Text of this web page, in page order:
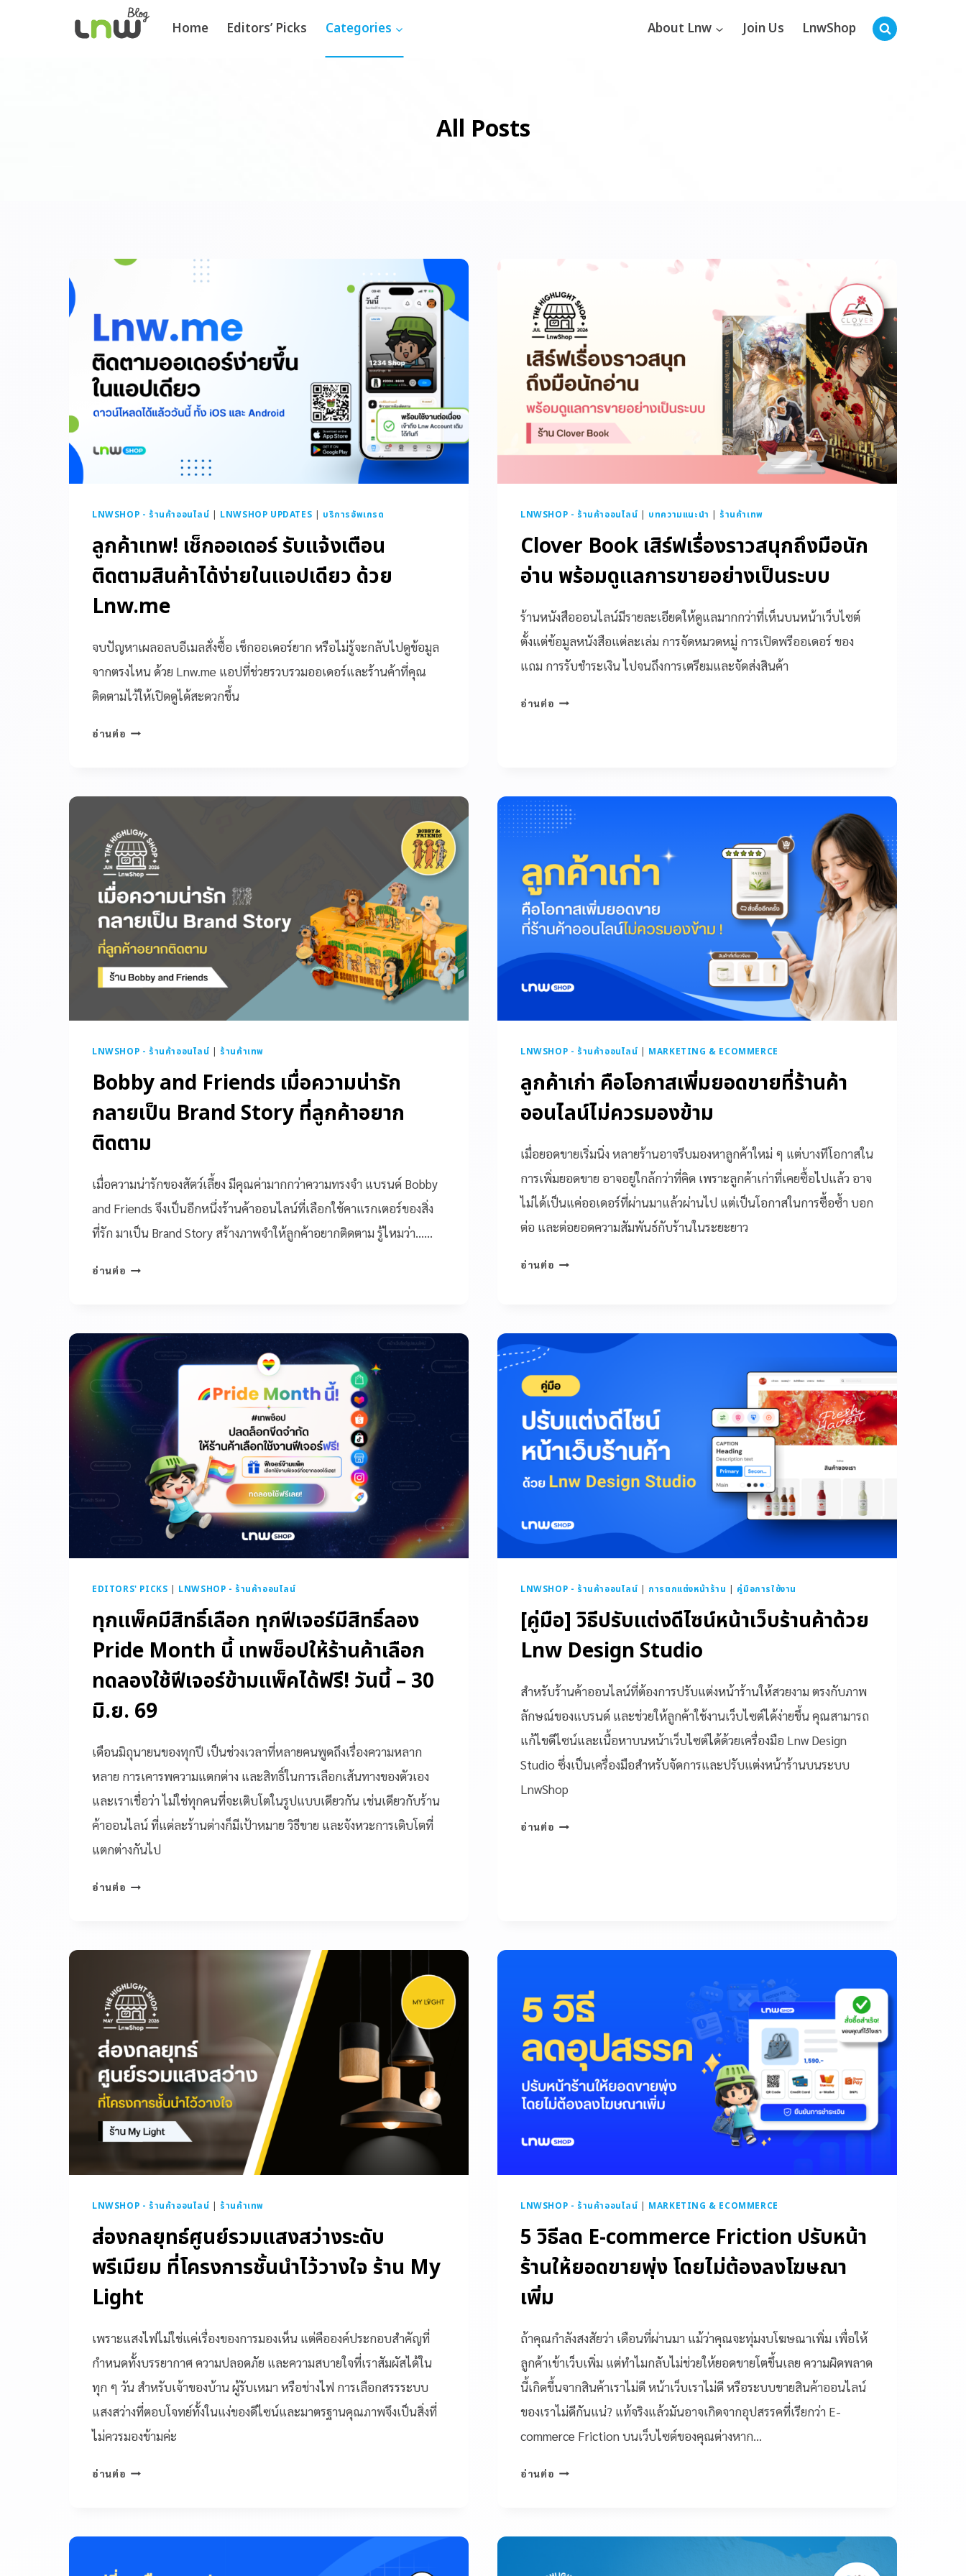
Home Editors’ Picks Categories About Lnw Join Us LnwShop
All Posts
LNWSHOP - ร้านค้าออนไลน์ | LNWSHOP UPDATES | บริการอัพเกรด
ลูกค้าเทพ! เช็กออเดอร์ รับแจ้งเตือน
ติดตามสินค้าได้ง่ายในแอปเดียว ด้วย
Lnw.me
จบปัญหาเผลอลบอีเมลสั่งซื้อ เช็กออเดอร์ยาก หรือไม่รู้จะกลับไปดูข้อมูล
จากตรงไหน ด้วย Lnw.me แอปที่ช่วยรวบรวมออเดอร์และร้านค้าที่คุณ
ติดตามไว้ให้เปิดดูได้สะดวกขึ้น
อ่านต่อ
LNWSHOP - ร้านค้าออนไลน์ | บทความแนะนำ | ร้านค้าเทพ
Clover Book เสิร์ฟเรื่องราวสนุกถึงมือนัก
อ่าน พร้อมดูแลการขายอย่างเป็นระบบ
ร้านหนังสือออนไลน์มีรายละเอียดให้ดูแลมากกว่าที่เห็นบนหน้าเว็บไซต์
ตั้งแต่ข้อมูลหนังสือแต่ละเล่ม การจัดหมวดหมู่ การเปิดพรีออเดอร์ ของ
แถม การรับชำระเงิน ไปจนถึงการเตรียมและจัดส่งสินค้า
อ่านต่อ
LNWSHOP - ร้านค้าออนไลน์ ร้านค้าเทพ
Bobby and Friends เมื่อความน่ารัก
กลายเป็น Brand Story ที่ลูกค้าอยาก
ติดตาม
เมื่อความน่ารักของสัตว์เลี้ยง มีคุณค่ามากกว่าความทรงจำ แบรนด์ Bobby
and Friends จึงเป็นอีกหนึ่งร้านค้าออนไลน์ที่เลือกใช้คาแรกเตอร์ของสิ่ง
ที่รัก มาเป็น Brand Story สร้างภาพจำให้ลูกค้าอยากติดตาม รู้ไหมว่า……
อ่านต่อ
LNWSHOP - ร้านค้าออนไลน์ MARKETING & ECOMMERCE
ลูกค้าเก่า คือโอกาสเพิ่มยอดขายที่ร้านค้า
ออนไลน์ไม่ควรมองข้าม
เมื่อยอดขายเริ่มนิ่ง หลายร้านอาจรีบมองหาลูกค้าใหม่ ๆ แต่บางทีโอกาสใน
การเพิ่มยอดขาย อาจอยู่ใกล้กว่าที่คิด เพราะลูกค้าเก่าที่เคยซื้อไปแล้ว อาจ
ไม่ได้เป็นแค่ออเดอร์ที่ผ่านมาแล้วผ่านไป แต่เป็นโอกาสในการซื้อซ้ำ บอก
ต่อ และต่อยอดความสัมพันธ์กับร้านในระยะยาว
อ่านต่อ
EDITORS' PICKS | LNWSHOP - ร้านค้าออนไลน์
ทุกแพ็คมีสิทธิ์เลือก ทุกฟีเจอร์มีสิทธิ์ลอง
Pride Month นี้ เทพช็อปให้ร้านค้าเลือก
ทดลองใช้ฟีเจอร์ข้ามแพ็คได้ฟรี! วันนี้ – 30
มิ.ย. 69
เดือนมิถุนายนของทุกปี เป็นช่วงเวลาที่หลายคนพูดถึงเรื่องความหลาก
หลาย การเคารพความแตกต่าง และสิทธิ์ในการเลือกเส้นทางของตัวเอง
และเราเชื่อว่า ไม่ใช่ทุกคนที่จะเติบโตในรูปแบบเดียวกัน เช่นเดียวกับร้าน
ค้าออนไลน์ ที่แต่ละร้านต่างก็มีเป้าหมาย วิธีขาย และจังหวะการเติบโตที่
แตกต่างกันไป
อ่านต่อ
LNWSHOP - ร้านค้าออนไลน์ | การตกแต่งหน้าร้าน | คู่มือการใช้งาน
[คู่มือ] วิธีปรับแต่งดีไซน์หน้าเว็บร้านค้าด้วย
Lnw Design Studio
สำหรับร้านค้าออนไลน์ที่ต้องการปรับแต่งหน้าร้านให้สวยงาม ตรงกับภาพ
ลักษณ์ของแบรนด์ และช่วยให้ลูกค้าใช้งานเว็บไซต์ได้ง่ายขึ้น คุณสามารถ
แก้ไขดีไซน์และเนื้อหาบนหน้าเว็บไซต์ได้ด้วยเครื่องมือ Lnw Design
Studio ซึ่งเป็นเครื่องมือสำหรับจัดการและปรับแต่งหน้าร้านบนระบบ
LnwShop
อ่านต่อ
LNWSHOP - ร้านค้าออนไลน์ | ร้านค้าเทพ
ส่องกลยุทธ์ศูนย์รวมแสงสว่างระดับ
พรีเมียม ที่โครงการชั้นนำไว้วางใจ ร้าน My
Light
เพราะแสงไฟไม่ใช่แค่เรื่องของการมองเห็น แต่คือองค์ประกอบสำคัญที่
กำหนดทั้งบรรยากาศ ความปลอดภัย และความสบายใจที่เราสัมผัสได้ใน
ทุก ๆ วัน สำหรับเจ้าของบ้าน ผู้รับเหมา หรือช่างไฟ การเลือกสรรระบบ
แสงสว่างที่ตอบโจทย์ทั้งในแง่ของดีไซน์และมาตรฐานคุณภาพจึงเป็นสิ่งที่
ไม่ควรมองข้ามค่ะ
อ่านต่อ
LNWSHOP - ร้านค้าออนไลน์ | MARKETING & ECOMMERCE
5 วิธีลด E-commerce Friction ปรับหน้า
ร้านให้ยอดขายพุ่ง โดยไม่ต้องลงโฆษณา
เพิ่ม
ถ้าคุณกำลังสงสัยว่า เดือนที่ผ่านมา แม้ว่าคุณจะทุ่มงบโฆษณาเพิ่ม เพื่อให้
ลูกค้าเข้าเว็บเพิ่ม แต่ทำไมกลับไม่ช่วยให้ยอดขายโตขึ้นเลย ความผิดพลาด
นี้เกิดขึ้นจากสินค้าเราไม่ดี หน้าเว็บเราไม่ดี หรือระบบขายสินค้าออนไลน์
ของเราไม่ดีกันแน่? แท้จริงแล้วมันอาจเกิดจากอุปสรรคที่เรียกว่า E-
commerce Friction บนเว็บไซต์ของคุณต่างหาก…
อ่านต่อ